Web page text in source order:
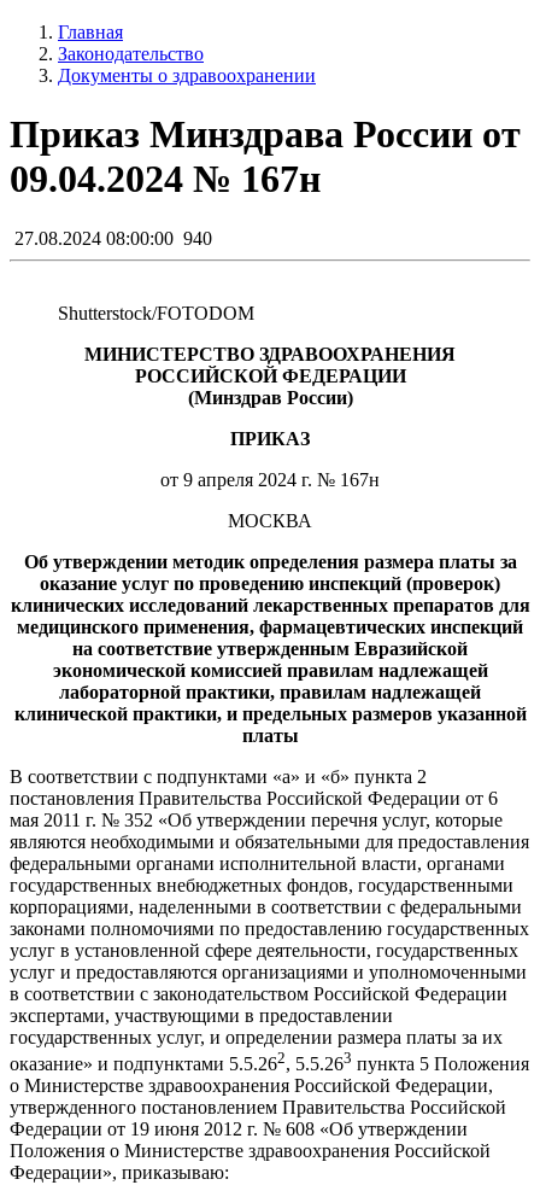
Главная
Законодательство
Документы о здравоохранении
Приказ Минздрава России от
09.04.2024 № 167н
27.08.2024 08:00:00 940
Shutterstoсk/FOTODOM
МИНИСТЕРСТВО ЗДРАВООХРАНЕНИЯ
РОССИЙСКОЙ ФЕДЕРАЦИИ
(Минздрав России)
ПРИКАЗ
от 9 апреля 2024 г. № 167н
МОСКВА
Об утверждении методик определения размера платы за
оказание услуг по проведению инспекций (проверок)
клинических исследований лекарственных препаратов для
медицинского применения, фармацевтических инспекций
на соответствие утвержденным Евразийской
экономической комиссией правилам надлежащей
лабораторной практики, правилам надлежащей
клинической практики, и предельных размеров указанной
платы
В соответствии с подпунктами «а» и «б» пункта 2
постановления Правительства Российской Федерации от 6
мая 2011 г. № 352 «Об утверждении перечня услуг, которые
являются необходимыми и обязательными для предоставления
федеральными органами исполнительной власти, органами
государственных внебюджетных фондов, государственными
корпорациями, наделенными в соответствии с федеральными
законами полномочиями по предоставлению государственных
услуг в установленной сфере деятельности, государственных
услуг и предоставляются организациями и уполномоченными
в соответствии с законодательством Российской Федерации
экспертами, участвующими в предоставлении
государственных услуг, и определении размера платы за их
оказание» и подпунктами 5.5.262, 5.5.263 пункта 5 Положения
о Министерстве здравоохранения Российской Федерации,
утвержденного постановлением Правительства Российской
Федерации от 19 июня 2012 г. № 608 «Об утверждении
Положения о Министерстве здравоохранения Российской
Федерации», приказываю: